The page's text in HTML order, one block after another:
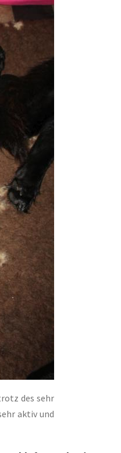
des sehr
aktiv und